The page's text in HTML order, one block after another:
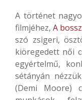
A történet
filmjéhez,A
szó zsigeri,
kiöregedett női
egyértelmű,
sétányán
(Demi Moore)